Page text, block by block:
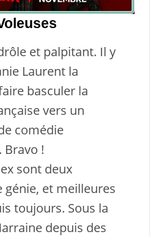
et palpitant. Il y
Laurent la
basculer la
vers un
comédie
Bravo !
sont deux
génie, et meilleures
toujours. Sous la
depuis des